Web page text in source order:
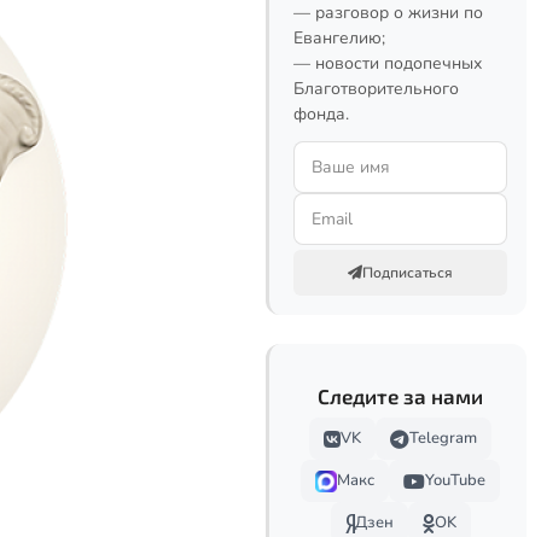
— разговор о жизни по
Евангелию;
— новости подопечных
Благотворительного
фонда.
Подписаться
Следите за нами
VK
Telegram
Макс
YouTube
Дзен
OK